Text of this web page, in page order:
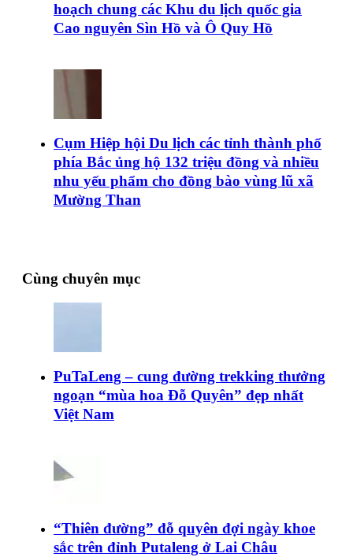
hoạch chung các Khu du lịch quốc gia
Cao nguyên Sìn Hồ và Ô Quy Hồ
Cụm Hiệp hội Du lịch các tỉnh thành phố
phía Bắc ủng hộ 132 triệu đồng và nhiều
nhu yếu phẩm cho đồng bào vùng lũ xã
Mường Than
Cùng chuyên mục
PuTaLeng – cung đường trekking thưởng
ngoạn “mùa hoa Đỗ Quyên” đẹp nhất
Việt Nam
“Thiên đường” đỗ quyên đợi ngày khoe
sắc trên đỉnh Putaleng ở Lai Châu